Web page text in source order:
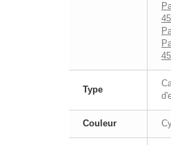
Type
Couleur